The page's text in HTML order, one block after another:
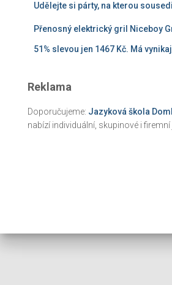
Udělejte si párty, na kterou
Přenosný elektrický gril Niceboy
51% slevou jen 1467 Kč. Má
Reklama
Doporučujeme: Jazyková škola
nabízí individuální, skupinové i firemní